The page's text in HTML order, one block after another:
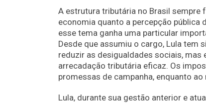
A estrutura tributária no Brasil sempre
economia quanto a percepção pública
esse tema ganha uma particular
Desde que assumiu o cargo, Lula tem
reduzir as desigualdades sociais,
arrecadação tributária eficaz. Os
promessas de campanha, enquanto
Lula, durante sua gestão anterior e